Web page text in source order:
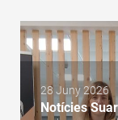
28 Juny 2026
Notícies